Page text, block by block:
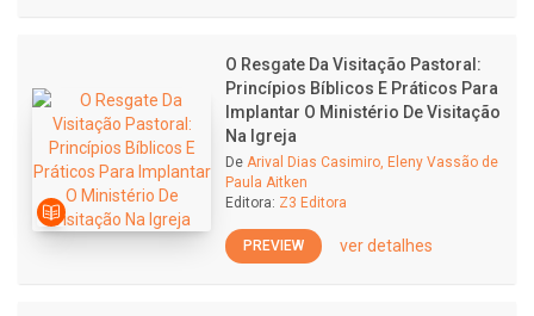
O Resgate Da Visitação Pastoral:
Princípios Bíblicos E Práticos Para
Implantar O Ministério De Visitação
Na Igreja
De Arival Dias Casimiro, Eleny Vassão de
Paula Aitken
Editora: Z3 Editora
PREVIEW ver detalhes